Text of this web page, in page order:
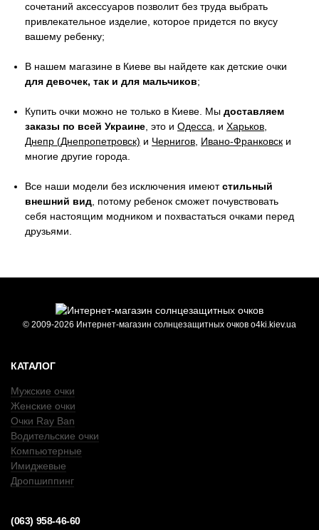
сочетаний аксессуаров позволит без труда выбрать
привлекательное изделие, которое придется по вкусу
вашему ребенку;
В нашем магазине в Киеве вы найдете как детские очки
для девочек, так и для мальчиков;
Купить очки можно не только в Киеве. Мы доставляем
заказы по всей Украине , это и Одесса , и Харьков
Днепр (Днепропетровск) и Чернигов Ивано-Франковск и
многие другие города.
Все наши модели без исключения имеютстильный
внешний вид , потому ребенок сможет почувствовать
себя настоящим модником и похвастаться очками перед
друзьями.
© 2009-2026 Интернет-магазин солнцезащитных очков o4ki.kiev.ua
КАТАЛОГ
Мужские очки
Женские очки
Очки Ray Ban
Водительские очки
Компьютерные
Имиджевые
Дропшиппинг
(063) 958-46-60